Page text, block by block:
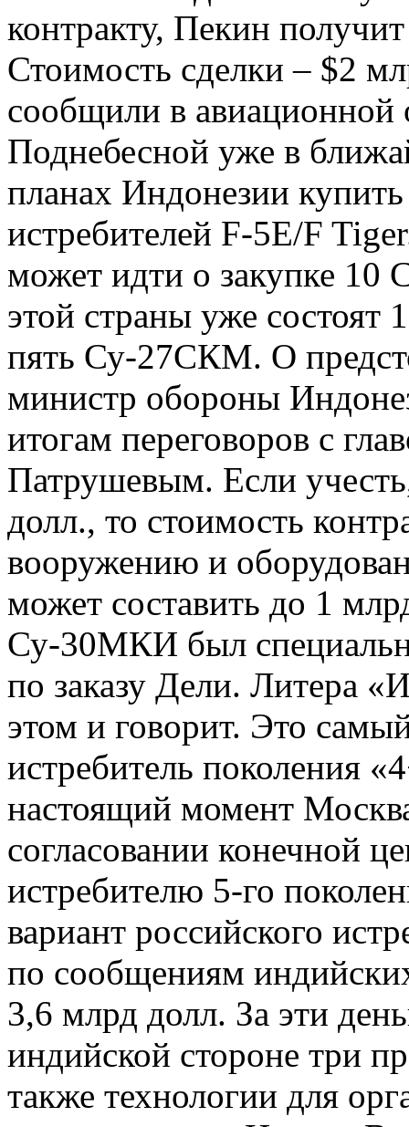
контракту, Пекин
Стоимость сделки – $2
сообщили в авиационной
Поднебесной уже в
планах Индонезии
истребителей F-5E/F
может идти о закупке
этой страны уже
пять Су-27СКМ. О
министр обороны
итогам переговоров с
Патрушевым. Если
долл., то стоимость
вооружению и
может составить до 1
Су-30МКИ был
по заказу Дели. Литера
этом и говорит. Это
истребитель поколения
настоящий момент
согласовании конечной
истребителю 5-го
вариант российского
по сообщениям
3,6 млрд долл. За эти
индийской стороне три
также технологии для